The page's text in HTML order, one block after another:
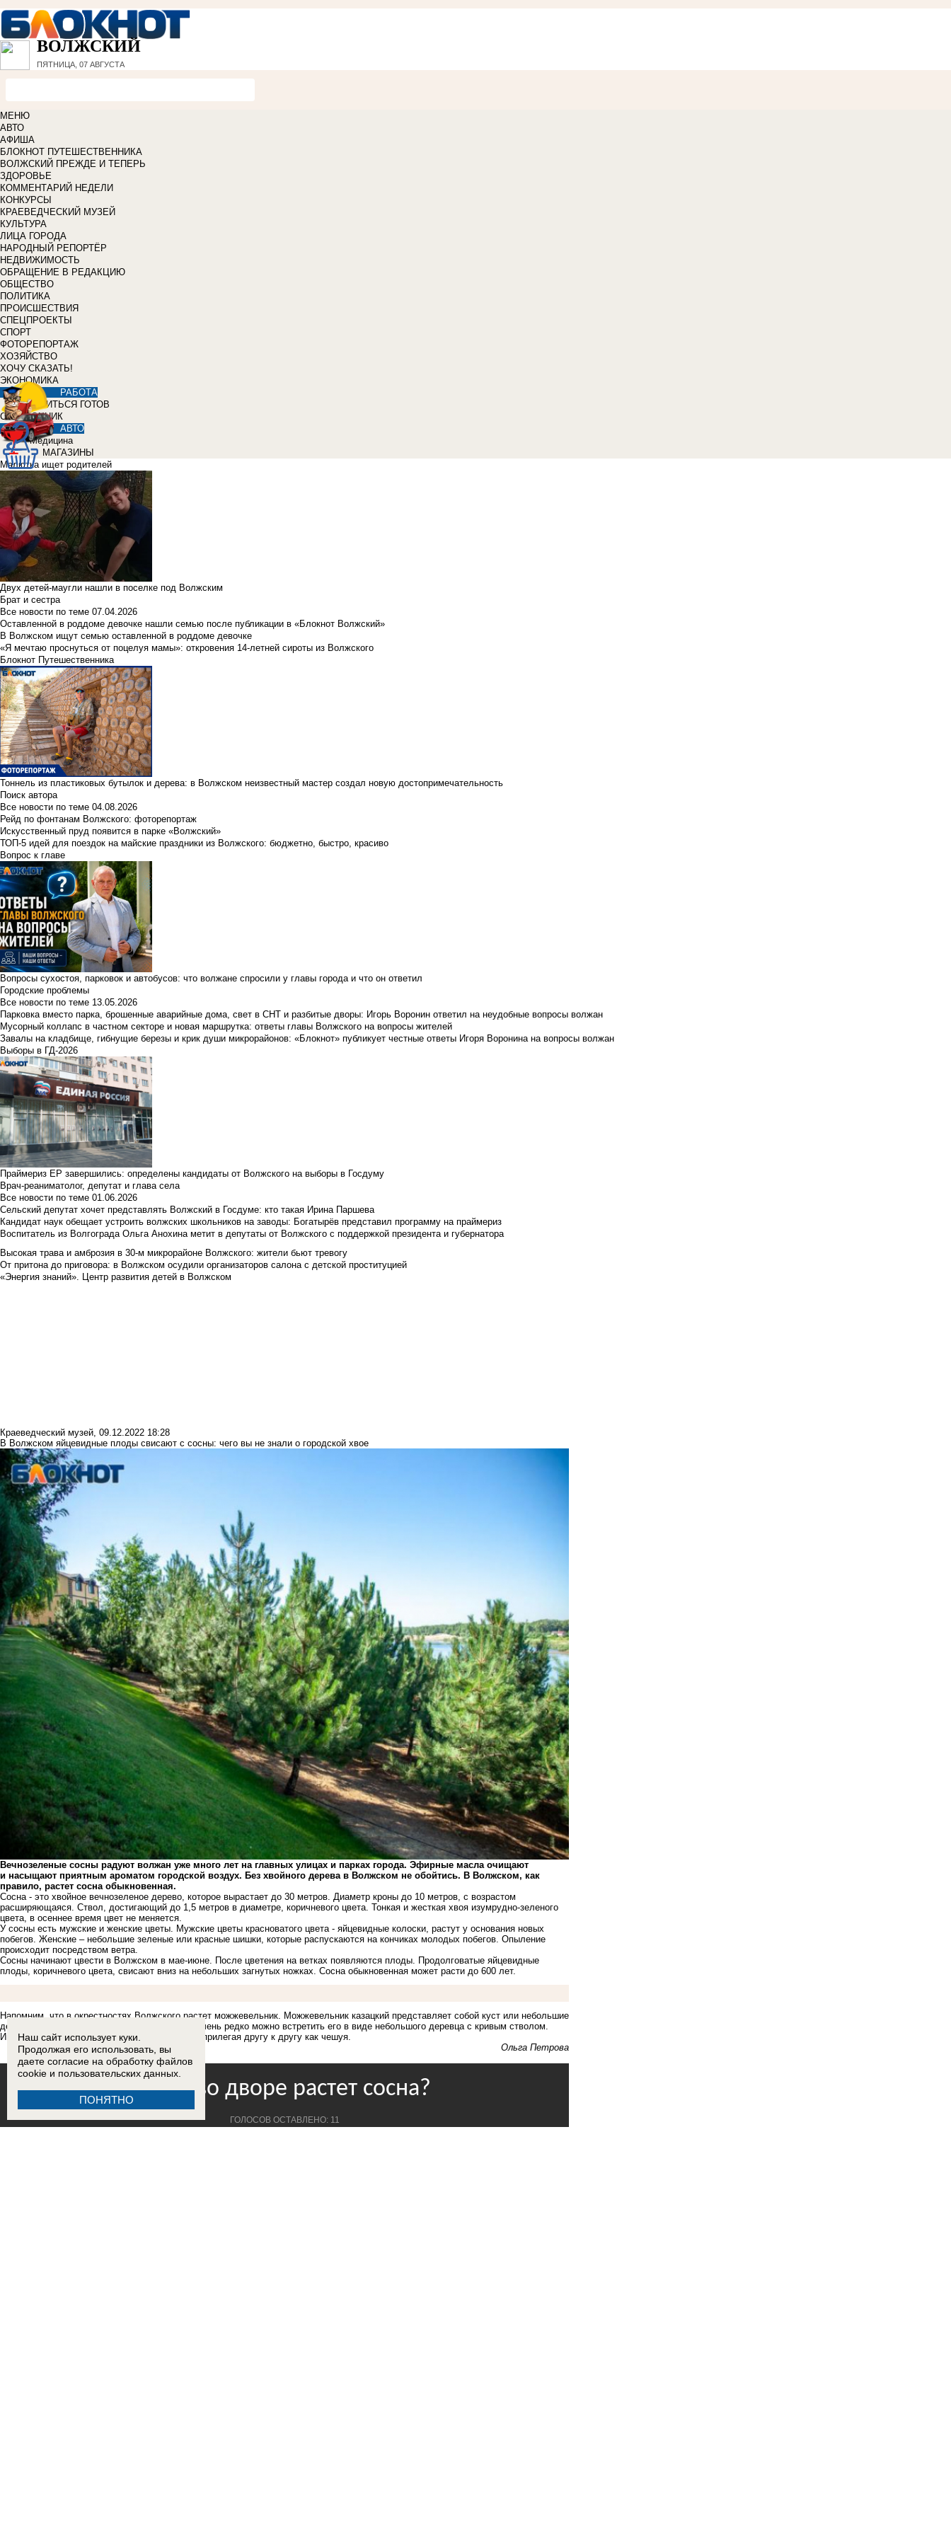
ВОЛЖСКИЙ
ПЯТНИЦА, 07 АВГУСТА
МЕНЮ
АВТО
АФИША
БЛОКНОТ ПУТЕШЕСТВЕННИКА
ВОЛЖСКИЙ ПРЕЖДЕ И ТЕПЕРЬ
ЗДОРОВЬЕ
КОММЕНТАРИЙ НЕДЕЛИ
КОНКУРСЫ
КРАЕВЕДЧЕСКИЙ МУЗЕЙ
КУЛЬТУРА
ЛИЦА ГОРОДА
НАРОДНЫЙ РЕПОРТЁР
НЕДВИЖИМОСТЬ
ОБРАЩЕНИЕ В РЕДАКЦИЮ
ОБЩЕСТВО
ПОЛИТИКА
ПРОИСШЕСТВИЯ
СПЕЦПРОЕКТЫ
СПОРТ
ФОТОРЕПОРТАЖ
ХОЗЯЙСТВО
ХОЧУ СКАЗАТЬ!
ЭКОНОМИКА
РАБОТА
УЧИТЬСЯ ГОТОВ
СПРАВОЧНИК
АВТО
Медицина
МАГАЗИНЫ
Малютка ищет родителей
Двух детей-маугли нашли в поселке под Волжским
Брат и сестра
Все новости по теме 07.04.2026
Оставленной в роддоме девочке нашли семью после публикации в «Блокнот Волжский»
В Волжском ищут семью оставленной в роддоме девочке
«Я мечтаю проснуться от поцелуя мамы»: откровения 14-летней сироты из Волжского
Блокнот Путешественника
Тоннель из пластиковых бутылок и дерева: в Волжском неизвестный мастер создал новую достопримечательность
Поиск автора
Все новости по теме 04.08.2026
Рейд по фонтанам Волжского: фоторепортаж
Искусственный пруд появится в парке «Волжский»
ТОП-5 идей для поездок на майские праздники из Волжского: бюджетно, быстро, красиво
Вопрос к главе
Вопросы сухостоя, парковок и автобусов: что волжане спросили у главы города и что он ответил
Городские проблемы
Все новости по теме 13.05.2026
Парковка вместо парка, брошенные аварийные дома, свет в СНТ и разбитые дворы: Игорь Воронин ответил на неудобные вопросы волжан
Мусорный коллапс в частном секторе и новая маршрутка: ответы главы Волжского на вопросы жителей
Завалы на кладбище, гибнущие березы и крик души микрорайонов: «Блокнот» публикует честные ответы Игоря Воронина на вопросы волжан
Выборы в ГД-2026
Праймериз ЕР завершились: определены кандидаты от Волжского на выборы в Госдуму
Врач-реаниматолог, депутат и глава села
Все новости по теме 01.06.2026
Сельский депутат хочет представлять Волжский в Госдуме: кто такая Ирина Паршева
Кандидат наук обещает устроить волжских школьников на заводы: Богатырёв представил программу на праймериз
Воспитатель из Волгограда Ольга Анохина метит в депутаты от Волжского с поддержкой президента и губернатора
Высокая трава и амброзия в 30‑м микрорайоне Волжского: жители бьют тревогу
От притона до приговора: в Волжском осудили организаторов салона с детской проституцией
«Энергия знаний». Центр развития детей в Волжском
Краеведческий музей, 09.12.2022 18:28
В Волжском яйцевидные плоды свисают с сосны: чего вы не знали о городской хвое
Вечнозеленые сосны радуют волжан уже много лет на главных улицах и парках города. Эфирные масла очищают
и насыщают приятным ароматом городской воздух. Без хвойного дерева в Волжском не обойтись. В Волжском, как
правило, растет сосна обыкновенная.
Сосна - это хвойное вечнозеленое дерево, которое вырастает до 30 метров. Диаметр кроны до 10 метров, с возрастом
расширяющаяся. Ствол, достигающий до 1,5 метров в диаметре, коричневого цвета. Тонкая и жесткая хвоя изумрудно-зеленого
цвета, в осеннее время цвет не меняется.
У сосны есть мужские и женские цветы. Мужские цветы красноватого цвета - яйцевидные колоски, растут у основания новых
побегов. Женские – небольшие зеленые или красные шишки, которые распускаются на кончиках молодых побегов. Опыление
происходит посредством ветра.
Сосны начинают цвести в Волжском в мае-июне. После цветения на ветках появляются плоды. Продолговатые яйцевидные
плоды, коричневого цвета, свисают вниз на небольших загнутых ножках. Сосна обыкновенная может расти до 600 лет.
Напомним, что в окрестностях Волжского растет можжевельник. Можжевельник казацкий представляет собой куст или небольшие
деревца,
достигающие в высоту 1,5 метров. Очень редко можно встретить его в виде небольшого деревца с кривым стволом.
Иголки старого растения уплощаются, плотно прилегая другу к другу как чешуя.
Ольга Петрова
Наш сайт использует куки.
Продолжая его использовать, вы
даете согласие на обработку файлов
cookie и пользовательских данных.
ПОНЯТНО